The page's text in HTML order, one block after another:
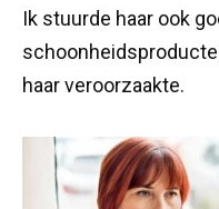
Ik stuurde haar ook
haar veroorzaakte.